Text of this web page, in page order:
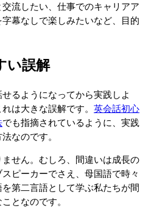
流したい、仕事でのキャリアア
幕なしで楽しみたいなど、目的
い誤解
るようになってから実践しよ
は大きな誤解です。 英会話初心
でも指摘されているように、実践
なのです。
せん。むしろ、間違いは成長の
ピーカーでさえ、母国語で時々
第二言語として学ぶ私たちが間
となのです。